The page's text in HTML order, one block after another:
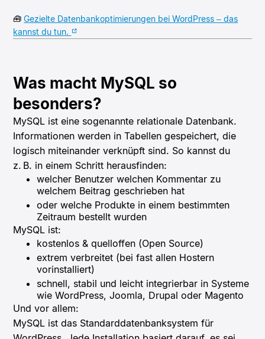
🧰Gezielte Datenbankoptimierungen bei WordPress – das
kannst du tun.
Was macht MySQL so
besonders?
MySQL ist eine sogenannte relationale Datenbank.
Informationen werden in Tabellen gespeichert, die
logisch miteinander verknüpft sind. So kannst du
z. B. in einem Schritt herausfinden:
welcher Benutzer welchen Kommentar zu
welchem Beitrag geschrieben hat
oder welche Produkte in einem bestimmten
Zeitraum bestellt wurden
MySQL ist:
kostenlos & quelloffen (Open Source)
extrem verbreitet (bei fast allen Hostern
vorinstalliert)
schnell, stabil und leicht integrierbar in Systeme
wie WordPress, Joomla, Drupal oder Magento
Und vor allem:
MySQL ist das Standarddatenbanksystem für